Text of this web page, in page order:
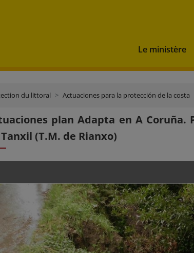
Le ministère
du littoral Actuaciones para la protección de la costa
plan Adapta en A
(T.M. de Rianxo)